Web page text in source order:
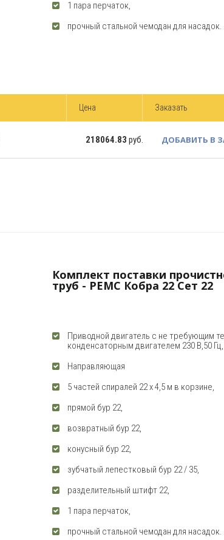
1 пара перчаток,
прочный стальной чемодан для насадок.
Цена Заказать
218064.83 руб. ДОБАВИТЬ В
Комплект поставки
труб - РЕМС Кобра 22 Сет 22
Приводной двигатель с не требующим
конденсаторным двигателем 230 В,50
Направляющая
5 частей спиралей 22 x 4,5 м в корзине,
прямой бур 22,
возвратный бур 22,
конусный бур 22,
зубчатый лепестковый бур 22 / 35,
разделительный штифт 22,
1 пара перчаток,
прочный стальной чемодан для насадок.